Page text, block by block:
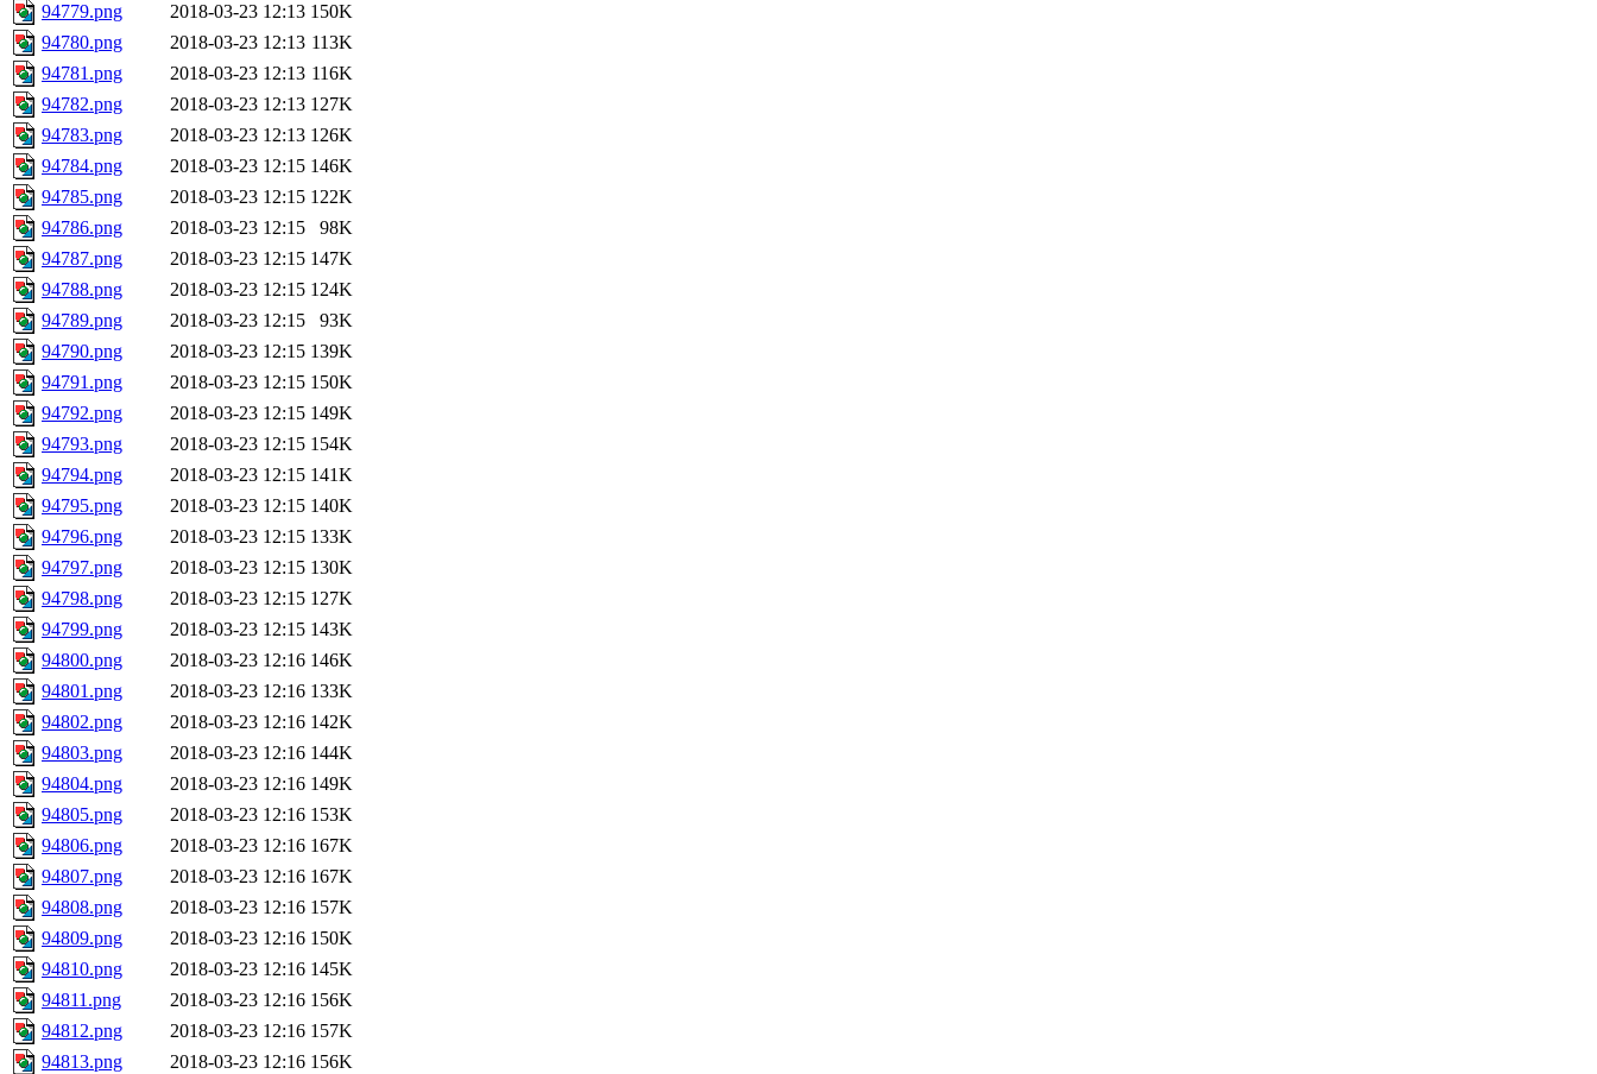
94779.png
2018-03-23 12:13 150K
94780.png
2018-03-23 12:13 113K
94781.png
2018-03-23 12:13 116K
94782.png
2018-03-23 12:13 127K
94783.png
2018-03-23 12:13 126K
94784.png
2018-03-23 12:15 146K
94785.png
2018-03-23 12:15 122K
94786.png
2018-03-23 12:15
98K
94787.png
2018-03-23 12:15 147K
94788.png
2018-03-23 12:15 124K
94789.png
2018-03-23 12:15
93K
94790.png
2018-03-23 12:15 139K
94791.png
2018-03-23 12:15 150K
94792.png
2018-03-23 12:15 149K
94793.png
2018-03-23 12:15 154K
94794.png
2018-03-23 12:15 141K
94795.png
2018-03-23 12:15 140K
94796.png
2018-03-23 12:15 133K
94797.png
2018-03-23 12:15 130K
94798.png
2018-03-23 12:15 127K
94799.png
2018-03-23 12:15 143K
94800.png
2018-03-23 12:16 146K
94801.png
2018-03-23 12:16 133K
94802.png
2018-03-23 12:16 142K
94803.png
2018-03-23 12:16 144K
94804.png
2018-03-23 12:16 149K
94805.png
2018-03-23 12:16 153K
94806.png
2018-03-23 12:16 167K
94807.png
2018-03-23 12:16 167K
94808.png
2018-03-23 12:16 157K
94809.png
2018-03-23 12:16 150K
94810.png
2018-03-23 12:16 145K
94811.png
2018-03-23 12:16 156K
94812.png
2018-03-23 12:16 157K
94813.png
2018-03-23 12:16 156K